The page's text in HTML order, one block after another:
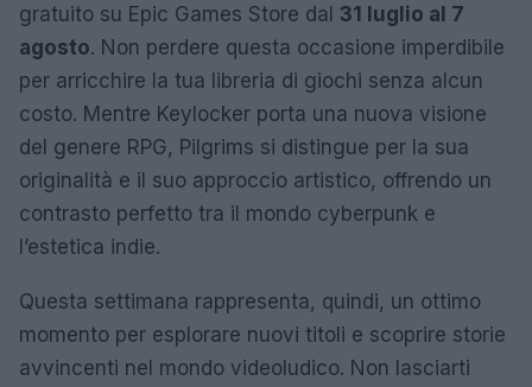
gratuito su Epic Games Store dal 31 luglio al 7
agosto. Non perdere questa occasione imperdibile
per arricchire la tua libreria di giochi senza alcun
costo. Mentre Keylocker porta una nuova visione
del genere RPG, Pilgrims si distingue per la sua
originalità e il suo approccio artistico, offrendo un
contrasto perfetto tra il mondo cyberpunk e
l’estetica indie.
Questa settimana rappresenta, quindi, un ottimo
momento per esplorare nuovi titoli e scoprire storie
avvincenti nel mondo videoludico. Non lasciarti